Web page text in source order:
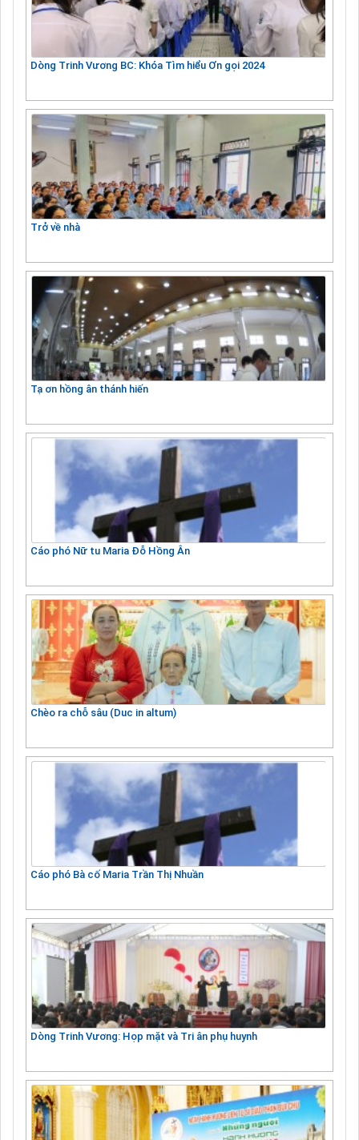
Dòng Trinh Vương BC: Khóa Tìm hiểu Ơn gọi 2024
Trở về nhà
Tạ ơn hồng ân thánh hiến
Cáo phó Nữ tu Maria Đỗ Hồng Ân
Chèo ra chỗ sâu (Duc in altum)
Cáo phó Bà cố Maria Trần Thị Nhuần
Dòng Trinh Vương: Họp mặt và Tri ân phụ huynh